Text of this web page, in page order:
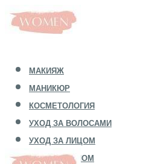
МАКИЯЖ
МАНИКЮР
КОСМЕТОЛОГИЯ
УХОД ЗА ВОЛОСАМИ
УХОД ЗА ЛИЦОМ
УХОД ЗА ТЕЛОМ